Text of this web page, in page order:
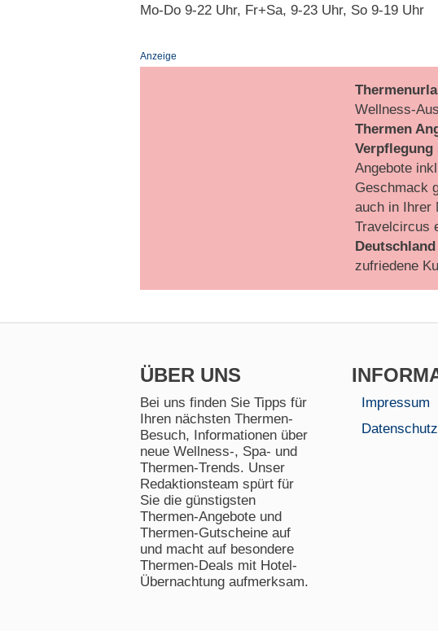
Mo-Do 9-22 Uhr, Fr+Sa, 9-23 Uhr, So 9-19 Uhr
Anzeige
Wellness-
Thermen
Verpflegung
Angebote
Geschmack
auch in Ihrer
Travelcircus
zufriedene
ÜBER UNS
Bei uns finden Sie Tipps für
Ihren nächsten Thermen-
Besuch, Informationen über
neue Wellness-, Spa- und
Thermen-Trends. Unser
Redaktionsteam spürt für
Sie die günstigsten
Thermen-Angebote und
Thermen-Gutscheine auf
und macht auf besondere
Thermen-Deals mit Hotel-
Übernachtung aufmerksam.
Impressum
Datenschutz